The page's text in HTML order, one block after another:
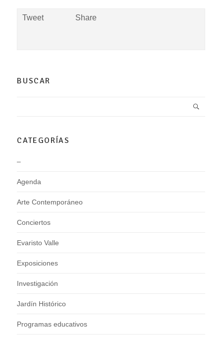
Tweet Share
BUSCAR
CATEGORÍAS
–
Agenda
Arte Contemporáneo
Conciertos
Evaristo Valle
Exposiciones
Investigación
Jardín Histórico
Programas educativos